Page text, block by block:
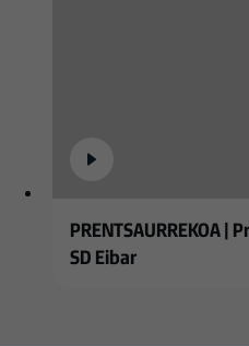
PRENTSAURREKOA
SD Eibar